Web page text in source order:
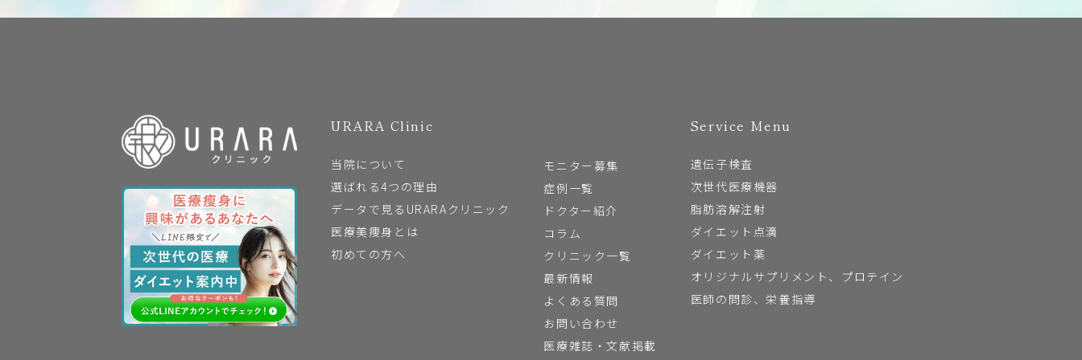
URARA Clinic
当院について
選ばれる4つの理由
データで見るURARAクリニック
医療美痩身とは
初めての方へ
モニター募集
症例一覧
ドクター紹介
コラム
クリニック一覧
最新情報
よくある質問
お問い合わせ
医療雑誌・文献掲載
Service Menu
遺伝子検査
次世代医療機器
脂肪溶解注射
ダイエット点滴
ダイエット薬
オリジナルサプリメント、プロテイン
医師の問診、栄養指導